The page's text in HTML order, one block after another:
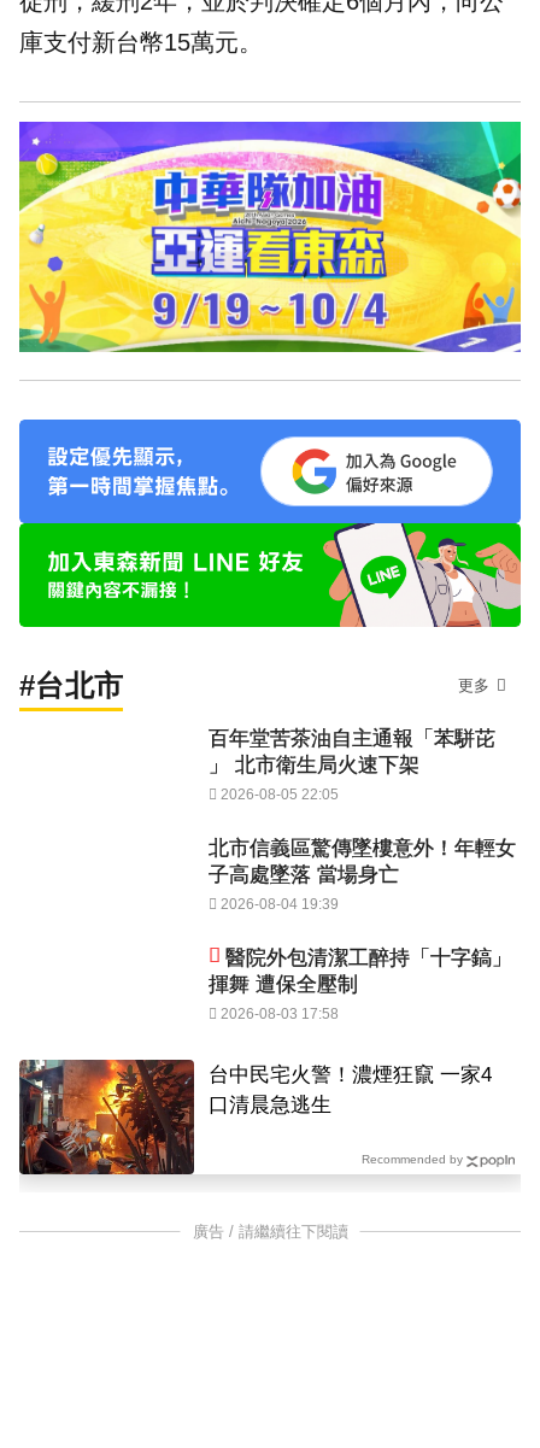
庫支付新台幣15萬元。
#台北市 更多
百年堂苦茶油自主通報「苯駢芘
」 北市衛生局火速下架
2026-08-05 22:05
北市信義區驚傳墜樓意外！年輕女
子高處墜落 當場身亡
2026-08-04 19:39
醫院外包清潔工醉持「十字鎬」
揮舞 遭保全壓制
2026-08-03 17:58
台中民宅火警！濃煙狂竄 一家4
口清晨急逃生
Recommended by
廣告 / 請繼續往下閱讀